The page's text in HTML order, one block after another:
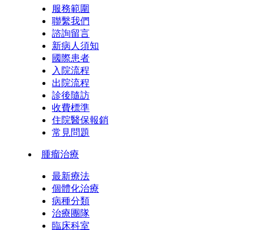
服務範圍
聯繫我們
諮詢留言
新病人須知
國際患者
入院流程
出院流程
診後隨訪
收費標準
住院醫保報銷
常見問題
腫瘤治療
最新療法
個體化治療
病種分類
治療團隊
臨床科室